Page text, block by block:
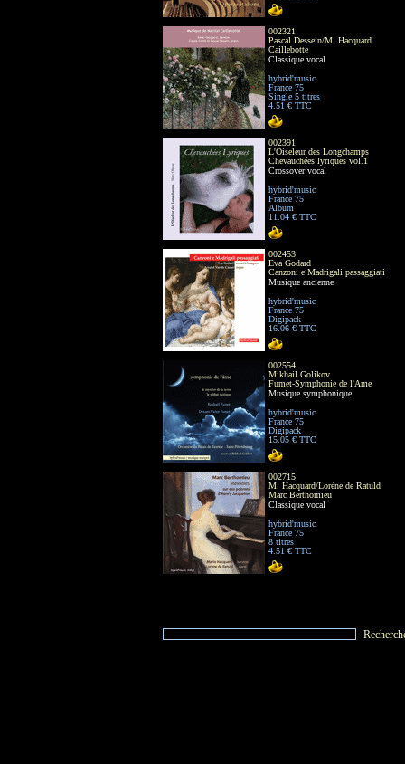
002321
Pascal Dessein/M. Hacquard
Caillebotte
Classique vocal
hybrid'music
France 75
Single 5 titres
4.51 € TTC
002391
L'Oiseleur des Longchamps
Chevauchées lyriques vol.1
Crossover vocal
hybrid'music
France 75
Album
11.04 € TTC
002453
Eva Godard
Canzoni e Madrigali passaggiati
Musique ancienne
hybrid'music
France 75
Digipack
16.06 € TTC
002554
Mikhail Golikov
Fumet-Symphonie de l'Ame
Musique symphonique
hybrid'music
France 75
Digipack
15.05 € TTC
002715
M. Hacquard/Lorène de Ratuld
Marc Berthomieu
Classique vocal
hybrid'music
France 75
8 titres
4.51 € TTC